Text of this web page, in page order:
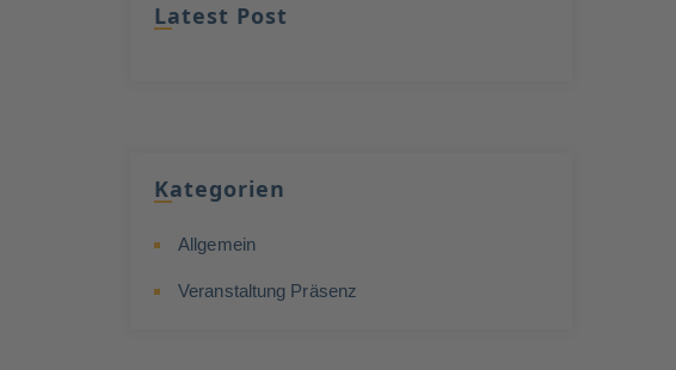
Latest Post
Kategorien
Allgemein
Veranstaltung Präsenz